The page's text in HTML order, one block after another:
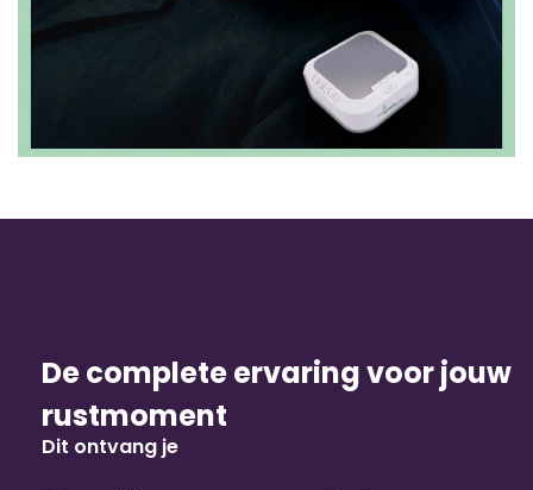
De complete ervaring voor jouw
rustmoment
Dit ontvang je